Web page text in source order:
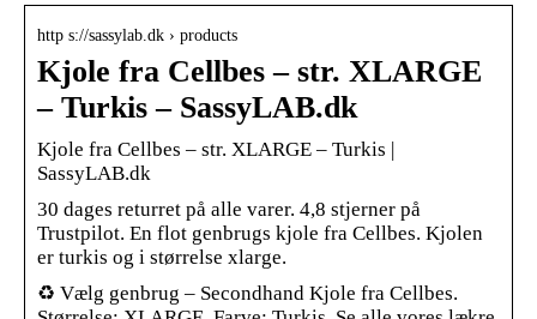
http s://sassylab.dk › products
Kjole fra Cellbes – str. XLARGE
– Turkis – SassyLAB.dk
Kjole fra Cellbes – str. XLARGE – Turkis |
SassyLAB.dk
30 dages returret på alle varer. 4,8 stjerner på
Trustpilot. En flot genbrugs kjole fra Cellbes. Kjolen
er turkis og i størrelse xlarge.
♻️ Vælg genbrug – Secondhand Kjole fra Cellbes.